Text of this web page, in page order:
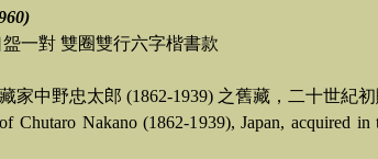
一對 雙圈雙行六字楷書款
家中野忠太郎 (1862-1939) 之舊藏，二十世紀初
Chutaro Nakano (1862-1939), Japan, acquired in